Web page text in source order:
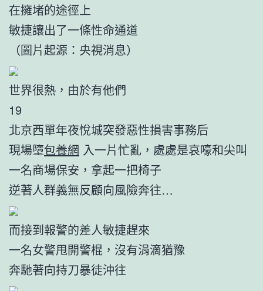
在擁堵的途徑上
敏捷讓出了一條性命通道
（圖片起源：央視消息）
世界很熱，由於有他們
19
北京西單年夜悅城突發惡性損害事務后
現場墮包養網 入一片忙亂，處處是哀嚎和尖叫
一名商場保安，拿起一把椅子
逆著人群義無反顧向風險奔往…
而接到報警的差人敏捷趕來
一名女警甩開警棍，沒有涓滴猶豫
奔馳著向持刀暴徒沖往